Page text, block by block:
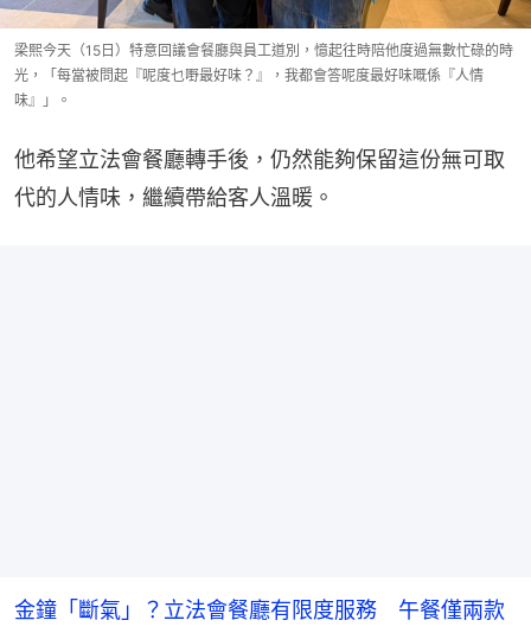
梁熙今天（15日）特意回議會餐廳與員工道別，憶起往時陪他度過無數忙碌的時
光，「每當被問起『呢度乜嘢最好味？』，我都會答呢度最好味嘅係『人情
味』」。
他希望立法會餐廳轉手後，仍然能夠保留這份無可取
代的人情味，繼續帶給客人溫暖。
金鐘「斷氣」？立法會餐廳有限度服務 午餐僅兩款